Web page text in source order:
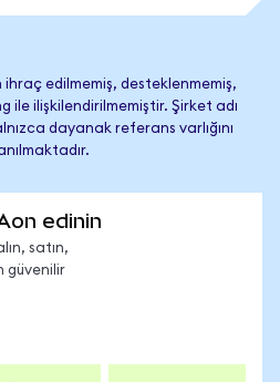
ihraç edilmemiş, desteklenmemiş,
ile ilişkilendirilmemiştir. Şirket adı
dayanak referans varlığını
edinin
satın,
güvenilir